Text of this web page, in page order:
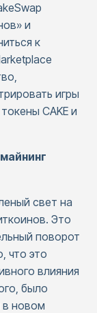
и
к
игры
CAKE и
свет на
Это
поворот
что это
влияния
было
в новом